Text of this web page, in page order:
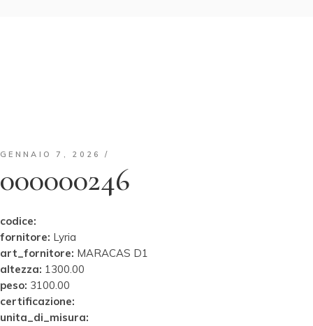
GENNAIO 7, 2026
000000246
codice:
fornitore: Lyria
art_fornitore: MARACAS D1
altezza: 1300.00
peso: 3100.00
certificazione:
unita_di_misura: